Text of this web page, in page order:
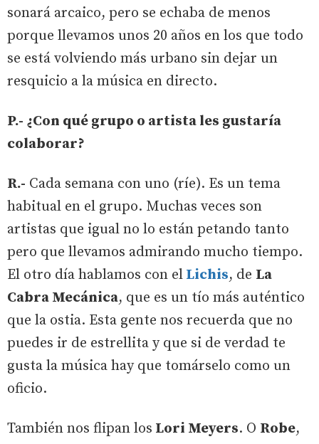
sonará arcaico, pero se echaba de menos
porque llevamos unos 20 años en los que todo
se está volviendo más urbano sin dejar un
resquicio a la música en directo.
P.- ¿Con qué grupo o artista les gustaría
colaborar?
R.- Cada semana con uno (ríe). Es un tema
habitual en el grupo. Muchas veces son
artistas que igual no lo están petando tanto
pero que llevamos admirando mucho tiempo.
El otro día hablamos con el Lichis, de La
Cabra Mecánica, que es un tío más auténtico
que la ostia. Esta gente nos recuerda que no
puedes ir de estrellita y que si de verdad te
gusta la música hay que tomárselo como un
oficio.
También nos flipan los Lori Meyers. O Robe,